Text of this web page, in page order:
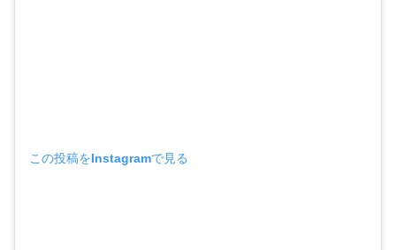
この投稿をInstagramで見る